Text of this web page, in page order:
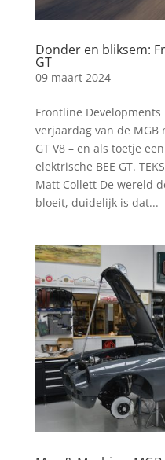
Donder en bliksem:
GT
09 maart 2024
Frontline
verjaardag van de
GT V8 – en als toetje
elektrische BEE GT.
Matt Collett De wereld
bloeit, duidelijk is dat...